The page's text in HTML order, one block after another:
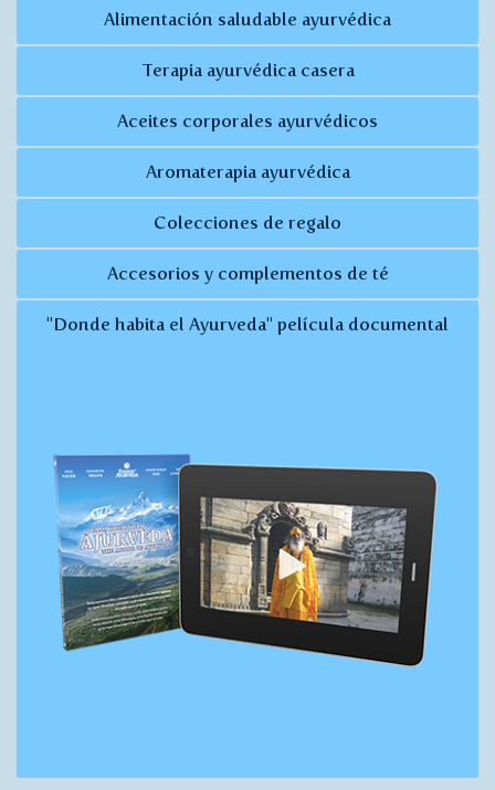
Alimentación saludable ayurvédica
Terapia ayurvédica casera
Aceites corporales ayurvédicos
Aromaterapia ayurvédica
Colecciones de regalo
Accesorios y complementos de té
"Donde habita el Ayurveda" película documental